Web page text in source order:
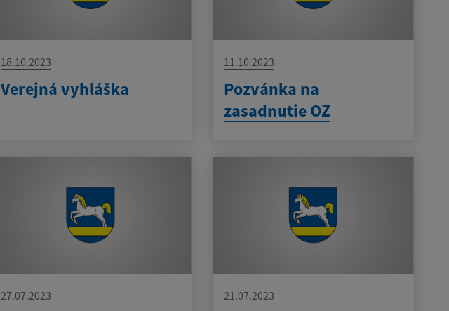
18.10.2023
Verejná vyhláška
11.10.2023
Pozvánka na
zasadnutie OZ
27.07.2023 21.07.2023